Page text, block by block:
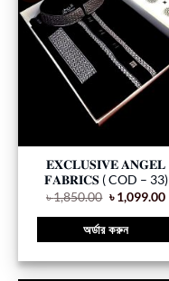
𝐄𝐗𝐂𝐋𝐔𝐒𝐈𝐕𝐄 𝐀𝐍𝐆𝐄𝐋
𝐅𝐀𝐁𝐑𝐈𝐂𝐒 ( COD – 33)
৳1,850.00 ৳1,099.00
অর্ডার করুন